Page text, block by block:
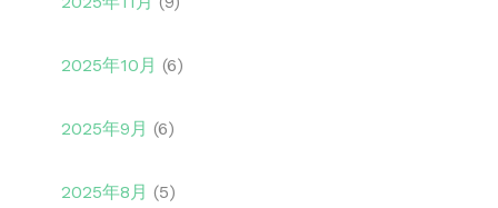
2025年10月 (6)
2025年9月 (6)
2025年8月 (5)